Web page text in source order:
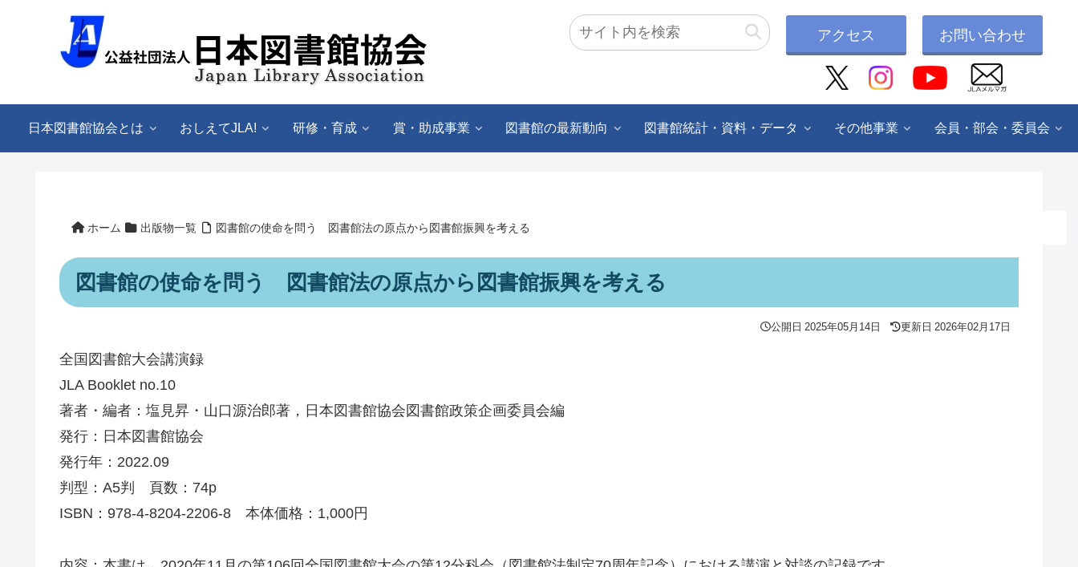
アクセス お問い合わせ
日本図書館協会とは おしえてJLA! 研修・育成 賞・助成事業 図書館の最新動向 図書館統計・資料・データ その他事業 会員・部会・委員会
ホーム 出版物一覧 図書館の使命を問う 図書館法の原点から図書館振興を考える
図書館の使命を問う 図書館法の原点から図書館振興を考える
公開日 2025年05月14日 更新日 2026年02月17日
全国図書館大会講演録
JLA Booklet no.10
著者・編者：塩見昇・山口源治郎著，日本図書館協会図書館政策企画委員会編
発行：日本図書館協会
発行年：2022.09
判型：A5判 頁数：74p
ISBN：978-4-8204-2206-8 本体価格：1,000円